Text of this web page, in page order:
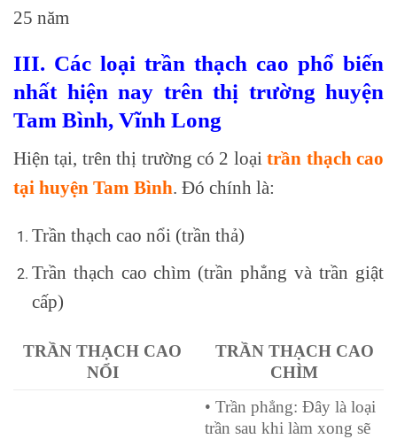
25 năm
III. Các loại trần thạch cao phổ biến
nhất hiện nay trên thị trường huyện
Tam Bình, Vĩnh Long
Hiện tại, trên thị trường có 2 loạitrần thạch cao
tại huyện Tam Bình. Đó chính là:
Trần thạch cao nổi (trần thả)
Trần thạch cao chìm (trần phẳng và trần giật
cấp)
TRẦN THẠCH CAO
NỔI
TRẦN THẠCH CAO
CHÌM
• Trần phẳng: Đây là loại
trần sau khi làm xong sẽ